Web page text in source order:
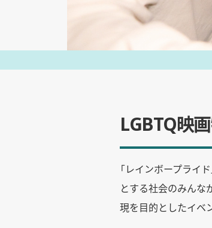
LGBTQ映
「レインボープライ
とする社会のみんな
現を目的としたイベ